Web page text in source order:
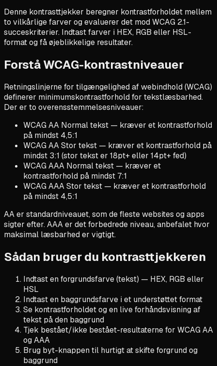
Denne kontrasttjekker beregner kontrastforholdet mellem
to vilkårlige farver og evaluerer det mod WCAG 2.1-
succeskriterier. Indtast farver i HEX, RGB eller HSL-
format og få øjeblikkelige resultater.
Forstå WCAG-kontrastniveauer
Retningslinjerne for tilgængelighed af webindhold (WCAG)
definerer minimumskontrastforhold for tekstlæsbarhed.
Der er to overensstemmelsesniveauer:
WCAG AA Normal tekst — kræver et kontrastforhold
på mindst 4,5:1
WCAG AA Stor tekst — kræver et kontrastforhold på
mindst 3:1 (stor tekst er 18pt+ eller 14pt+ fed)
WCAG AAA Normal tekst — kræver et
kontrastforhold på mindst 7:1
WCAG AAA Stor tekst — kræver et kontrastforhold
på mindst 4,5:1
AA er standardniveauet, som de fleste websites og apps
sigter efter. AAA er det forbedrede niveau, anbefalet hvor
maksimal læsbarhed er vigtigt.
Sådan bruger du kontrasttjekkeren
Indtast en forgrundsfarve (tekst) — HEX, RGB eller
HSL
Indtast en baggrundsfarve i et understøttet format
Se kontrastforholdet og en live forhåndsvisning af
tekst på den baggrund
Tjek bestået/ikke bestået-resultaterne for WCAG AA
og AAA
Brug byt-knappen til hurtigt at skifte forgrund og
baggrund